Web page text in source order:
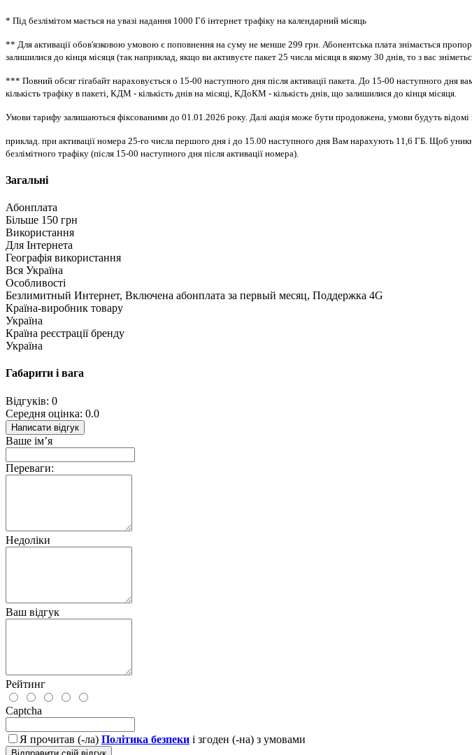
* Під безлімітом мається на увазі надання 1000 Гб інтернет трафіку на календарний місяць
** Для активації обов'язковою умовою є поповнення на суму не менше 299 грн. Абонентська плата знімається
залишилися до кінця місяця (так наприклад, якщо ви активуєте пакет 25 числа місяця в якому 30 днів, то з вас
*** Повний обсяг гігабайт нараховується о 15-00 наступного дня після активації пакета. До 15-00 наступного
кількість трафіку в пакеті, КДМ - кількість днів на місяці, КДоКМ - кількість днів, що залишилися до кінця місяця.
Умови тарифу залишаються фіксованими до 01.01.2026 року. Далі акція може бути продовжена, умови будуть відомі
приклад. при активації номера 25-го числа першого дня і до 15.00 наступного дня Вам нарахують 11,6 ГБ. Щоб
безлімітного трафіку (після 15-00 наступного дня після активації номера).
Загальні
Абонплата
Більше 150 грн
Використання
Для Інтернета
Географія використання
Вся Україна
Особливості
Безлимитный Интернет, Включена абонплата за первый месяц, Поддержка 4G
Країна-виробник товару
Україна
Країна реєстрації бренду
Україна
Габарити і вага
Відгуків: 0
Середня оцінка: 0.0
Написати відгук
Ваше ім’я
Переваги:
Недоліки
Ваш відгук
Рейтинг
Captcha
Я прочитав (-ла) Політика безпеки і згоден (-на) з умовами